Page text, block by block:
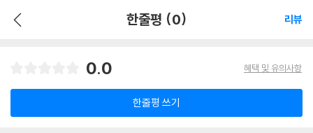
한줄평 (0) 리뷰
0.0 혜택 및 유의사항
한줄평 쓰기